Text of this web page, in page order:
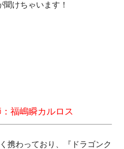
聞けちゃいます！
福嶋瞬カルロス
携わっており、『ドラゴンク